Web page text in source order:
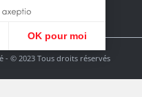
- © 2023 Tous droits réservés